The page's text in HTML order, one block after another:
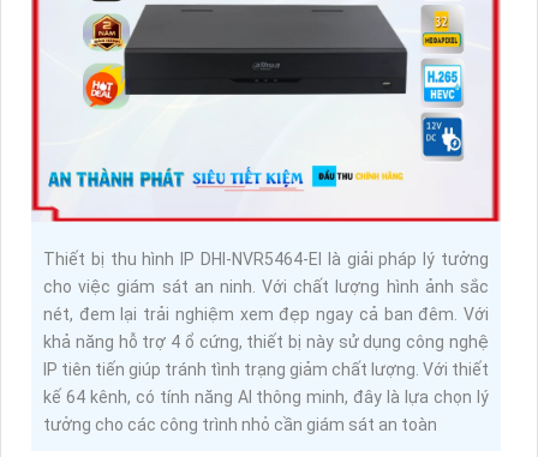
Thiết bị thu hình IP DHI-NVR5464-EI là giải pháp lý tưởng
cho việc giám sát an ninh. Với chất lượng hình ảnh sắc
nét, đem lại trải nghiệm xem đẹp ngay cả ban đêm. Với
khả năng hỗ trợ 4 ổ cứng, thiết bị này sử dụng công nghệ
IP tiên tiến giúp tránh tình trạng giảm chất lượng. Với thiết
kế 64 kênh, có tính năng AI thông minh, đây là lựa chọn lý
tưởng cho các công trình nhỏ cần giám sát an toàn